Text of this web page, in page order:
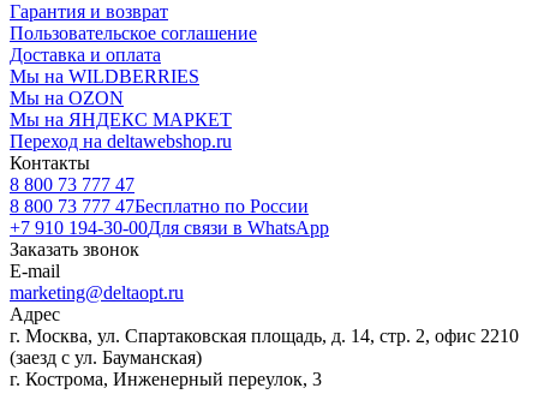
Гарантия и возврат
Пользовательское соглашение
Доставка и оплата
Мы на WILDBERRIES
Мы на OZON
Мы на ЯНДЕКС МАРКЕТ
Переход на deltawebshop.ru
Контакты
8 800 73 777 47
8 800 73 777 47Бесплатно по России
+7 910 194-30-00Для связи в WhatsApp
Заказать звонок
E-mail
marketing@deltaopt.ru
Адрес
г. Москва, ул. Спартаковская площадь, д. 14, стр. 2, офис 2210
(заезд с ул. Бауманская)
г. Кострома, Инженерный переулок, 3